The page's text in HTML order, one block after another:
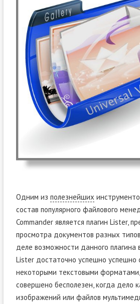
Одним из полезнейших
состав популярного файлового
Commander является плагин Lister,
просмотра документов разных
деле возможности данного плагина
Lister достаточно успешно успешно
некоторыми текстовыми
совершено бесполезен, когда дело
изображений или файлов